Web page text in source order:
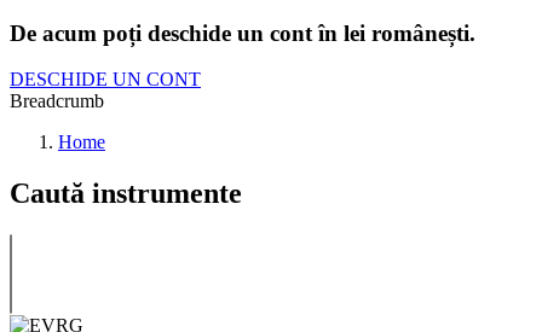
De acum poți deschide un cont în lei românești.
DESCHIDE UN CONT
Breadcrumb
Home
Caută instrumente